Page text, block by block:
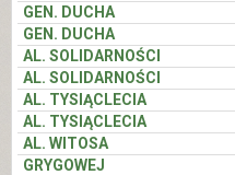
GEN. DUCHA
GEN. DUCHA
AL. SOLIDARNOŚCI
AL. SOLIDARNOŚCI
AL. TYSIĄCLECIA
AL. TYSIĄCLECIA
AL. WITOSA
GRYGOWEJ